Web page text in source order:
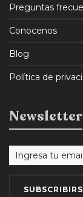
Preguntas
Conocenos
Blog
Política de
Newsletter